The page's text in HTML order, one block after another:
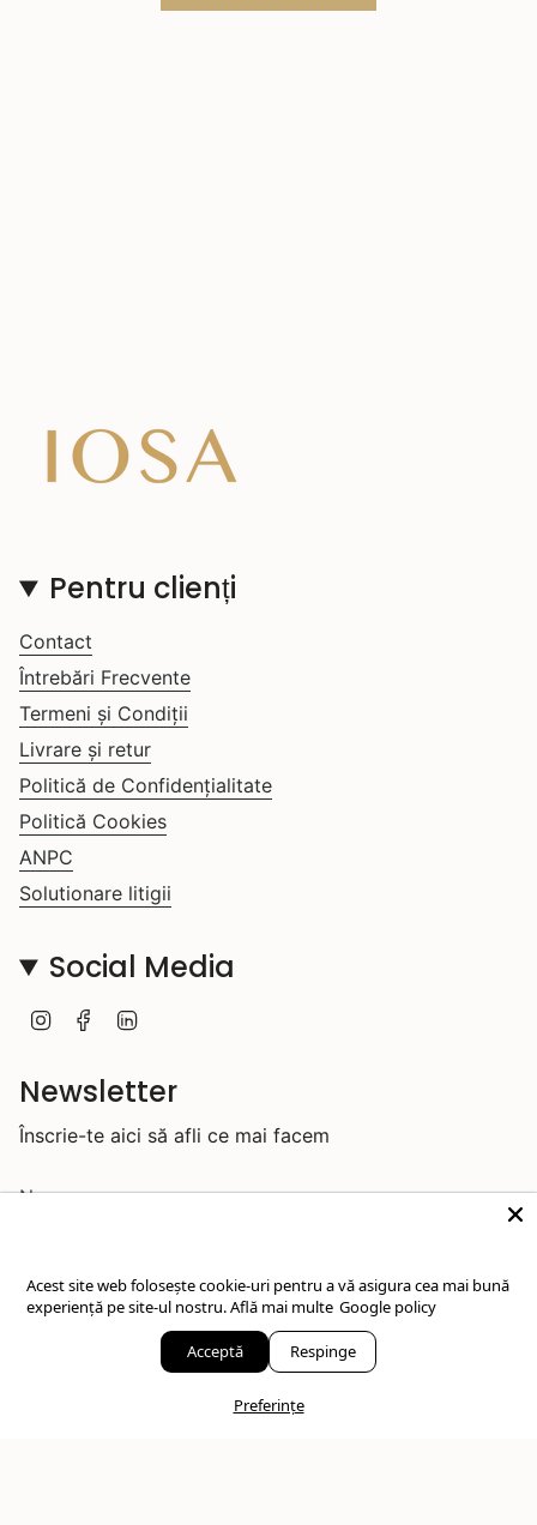
Pentru clienți
Contact
Întrebări Frecvente
Termeni și Condiții
Livrare și retur
Politică de Confidențialitate
Politică Cookies
ANPC
Solutionare litigii
Social Media
a
r
e
b
o
k
e
i
Newsletter
Înscrie-te aici să afli ce mai facem
JOIN
șiCondițiile de furnizare a serviciului
Acest site web folosește cookie-uri pentru a vă asigura cea mai bună
experiență pe site-ul nostru. Află mai multe Google policy
Acceptă Respinge
Preferințe